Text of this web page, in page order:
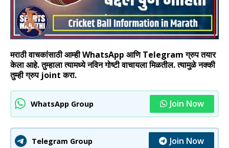
मराठी वाचकांसाठी आम्ही WhatsApp आणि Telegram ग्रुप तयार
केला आहे. तुम्हाला त्यामध्ये नविन गोष्टी वाचायला मिळतील. त्यामुळे नक्की
तुम्ही ग्रुप joint करा.
WhatsApp Group Join Now
Telegram Group Join Now